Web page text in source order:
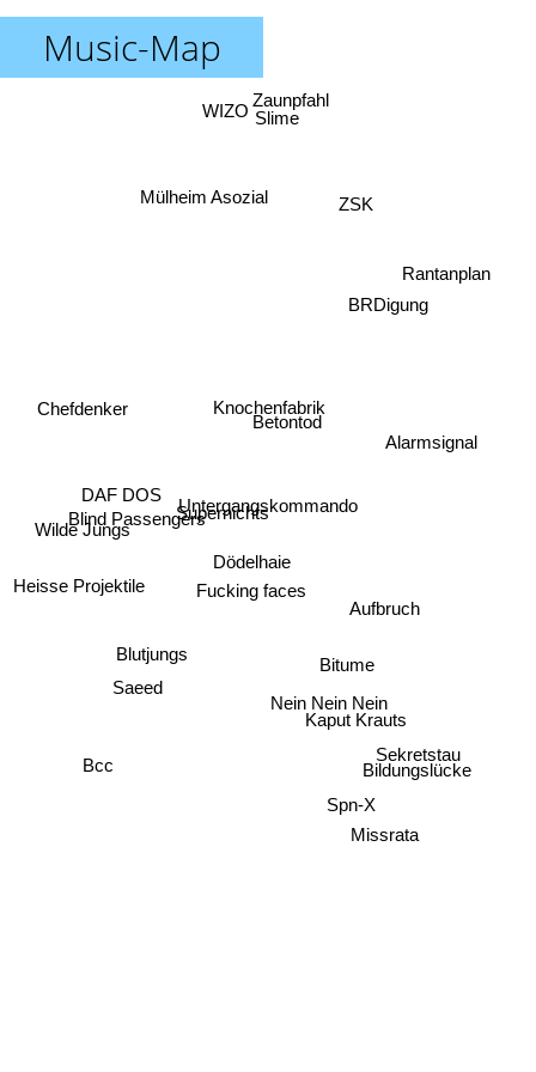
Music-Map
Untergangskommando
Dödelhaie
Betontod
Fucking faces
Supernichts
Knochenfabrik
Blind Passengers
Bitume
ZSK
Nein Nein Nein
DAF DOS
Blutjungs
Aufbruch
Kaput Krauts
Alarmsignal
Spn-X
BRDigung
WIZO
Bcc
Saeed
Slime
Rantanplan
Chefdenker
Heisse Projektile
Wilde Jungs
Bildungslücke
Sekretstau
Missrata
Mülheim Asozial
Zaunpfahl